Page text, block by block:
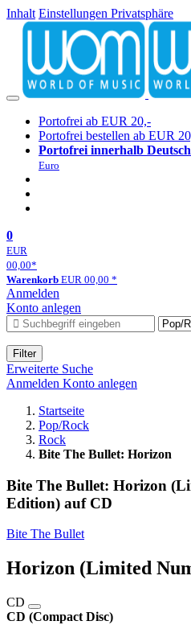
Inhalt Einstellungen Privatsphäre
Portofrei ab EUR 20,-
Portofrei bestellen ab EUR
Portofrei innerhalb
Euro
0
EUR
00,00*
Warenkorb EUR 00,00 *
Anmelden
Konto anlegen
Filter
Erweiterte Suche
Anmelden Konto anlegen
Startseite
Pop/Rock
Rock
Bite The Bullet: Horizon
Bite The Bullet: Horizon
Edition) auf CD
Bite The Bullet
Horizon (Limited
CD
CD (Compact Disc)